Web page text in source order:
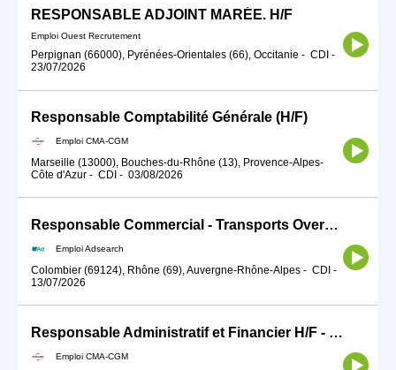
RESPONSABLE ADJOINT MARÉE. H/F
Emploi Ouest Recrutement
Perpignan (66000), Pyrénées-Orientales (66), Occitanie - CDI -
23/07/2026
Responsable Comptabilité Générale (H/F)
Emploi CMA-CGM
Marseille (13000), Bouches-du-Rhône (13), Provence-Alpes-
Côte d'Azur - CDI - 03/08/2026
Responsable Commercial - Transports Overseas(H/F)
Emploi Adsearch
Colombier (69124), Rhône (69), Auvergne-Rhône-Alpes - CDI -
13/07/2026
Responsable Administratif et Financier H/F - Marseille
Emploi CMA-CGM